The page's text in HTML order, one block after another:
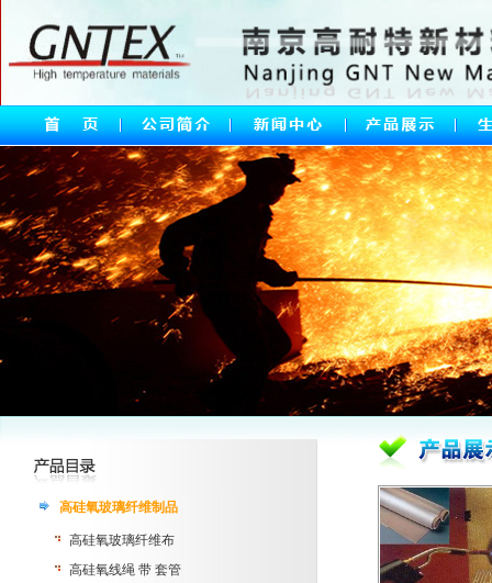
高硅氧玻璃纤维制品
高硅氧玻璃纤维布
高硅氧线绳 带 套管